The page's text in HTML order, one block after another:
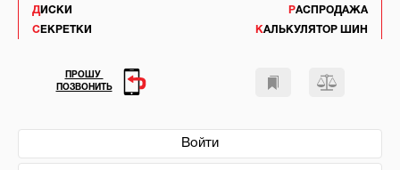
ДИСКИ
СЕКРЕТКИ
РАСПРОДАЖА
КАЛЬКУЛЯТОР ШИН
Войти
ПРОШУ
ПОЗВОНИТЬ